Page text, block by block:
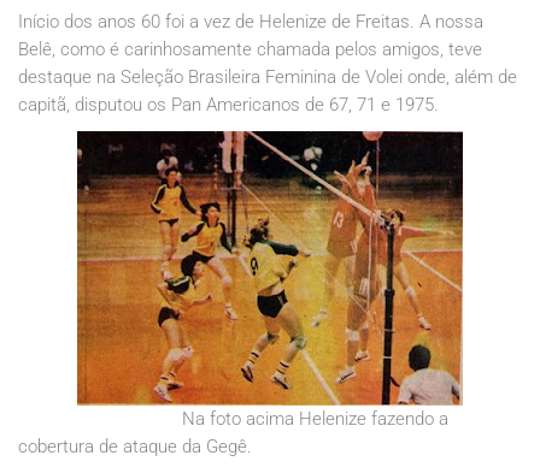
Início dos anos 60 foi a vez de Helenize de Freitas. A nossa
Belê, como é carinhosamente chamada pelos amigos, teve
destaque na Seleção Brasileira Feminina de Volei onde, além de
capitã, disputou os Pan Americanos de 67, 71 e 1975.
Na foto acima Helenize fazendo a
cobertura de ataque da Gegê.